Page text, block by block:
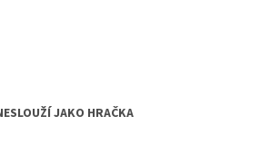
JAKO HRAČKA